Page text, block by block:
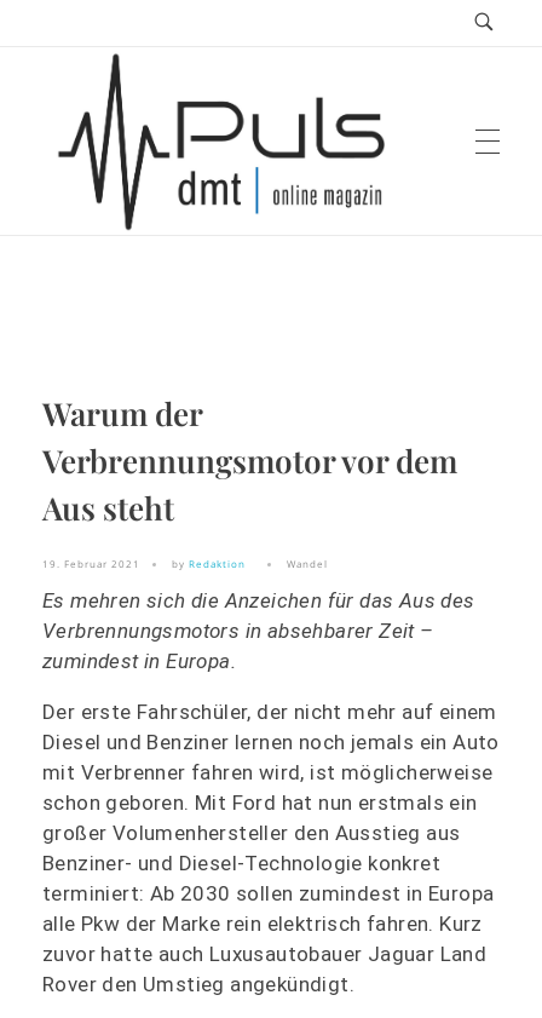
Warum der
Verbrennungsmotor vor dem
Aus steht
19. Februar 2021 by Redaktion Wandel
Es mehren sich die Anzeichen für das Aus des
Verbrennungsmotors in absehbarer Zeit –
zumindest in Europa.
Der erste Fahrschüler, der nicht mehr auf einem
Diesel und Benziner lernen noch jemals ein Auto
mit Verbrenner fahren wird, ist möglicherweise
schon geboren. Mit Ford hat nun erstmals ein
großer Volumenhersteller den Ausstieg aus
Benziner- und Diesel-Technologie konkret
terminiert: Ab 2030 sollen zumindest in Europa
alle Pkw der Marke rein elektrisch fahren. Kurz
zuvor hatte auch Luxusautobauer Jaguar Land
Rover den Umstieg angekündigt.